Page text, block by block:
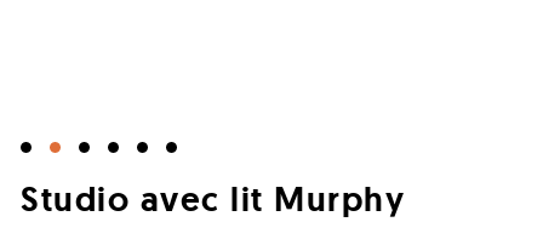
Studio avec lit Murphy